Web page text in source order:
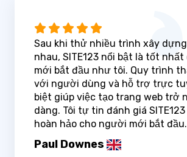
Sau khi thử nhiều trình xây
nhau, SITE123 nổi bật là tốt
mới bắt đầu như tôi. Quy trình
với người dùng và hỗ trợ trực
biệt giúp việc tạo trang web trở
dàng. Tôi tự tin đánh giá
hoàn hảo cho người mới bắt đầu.
Paul Downes